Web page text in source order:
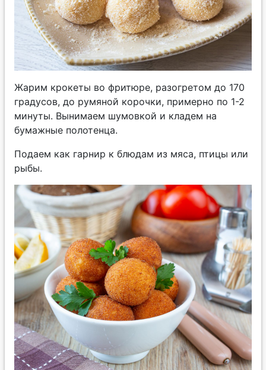
Жарим крокеты во фритюре, разогретом до 170
градусов, до румяной корочки, примерно по 1-2
минуты. Вынимаем шумовкой и кладем на
бумажные полотенца.
Подаем как гарнир к блюдам из мяса, птицы или
рыбы.